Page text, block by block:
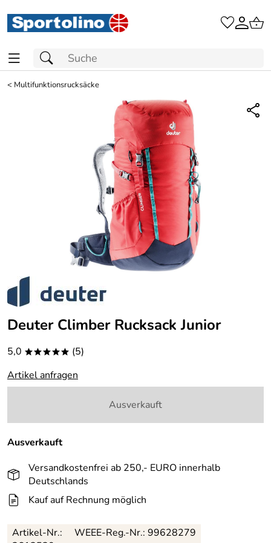
< Multifunktionsrucksäcke
Deuter Climber Rucksack Junior
5,0 ***** (5)
Artikel anfragen
Ausverkauft
Ausverkauft
Versandkostenfrei ab 250,- EURO innerhalb
Deutschlands
Kauf auf Rechnung möglich
Artikel-Nr.:
WEEE-Reg.-Nr.: 99628279